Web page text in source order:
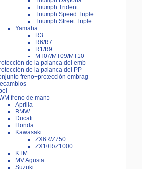
Triumph Trident
Triumph Speed Triple
Triumph Street Triple
Yamaha
R3
R6/R7
R1/R9
MT07/MT09/MT10
de la palanca del emb
de la palanca del PP-
freno+protección embrag
freno de mano
Aprilia
BMW
Ducati
Honda
Kawasaki
ZX6R/Z750
ZX10R/Z1000
KTM
MV Agusta
Suzuki